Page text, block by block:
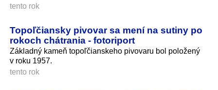
tento rok
Topoľčiansky pivovar sa mení na sutiny po
rokoch chátrania - fotoriport
Základný kameň topoľčianskeho pivovaru bol položený
v roku 1957.
tento rok